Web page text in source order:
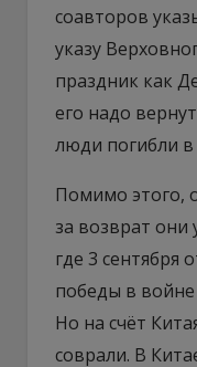
соавторов
указу
праздник как
его надо
люди погибли в
Помимо этого,
за возврат они
где 3 сентября
победы в
Но на счёт
соврали. В